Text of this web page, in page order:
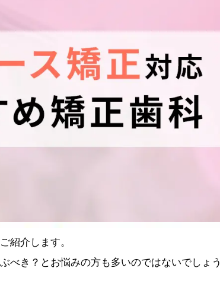
紹介します。
べき？とお悩みの方も多いのではないでしょう